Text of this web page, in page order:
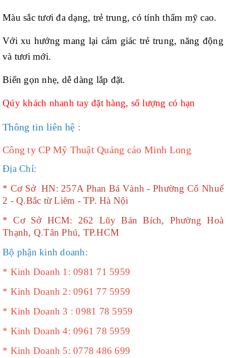
Màu sắc tươi đa dạng, trẻ trung, có tính thẩm mỹ cao.
Với xu hướng mang lại cảm giác trẻ trung, năng động
và tươi mới.
Biển gọn nhẹ, dễ dàng lắp đặt.
Qúy khách nhanh tay đặt hàng, số lượng có hạn
Thông tin liên hệ :
Công ty CP Mỹ Thuật Quảng cáo Minh Long
Địa Chỉ:
* Cơ Sở HN: 257A Phan Bá Vành - Phường Cổ Nhuế
2 - Q.Bắc từ Liêm - TP. Hà Nội
*Cơ SởHCM: 262 Lũy Bán Bích, Phường Hoà
Thạnh, Q.Tân Phú, TP.HCM
Bộ phận kinh doanh:
* Kinh Doanh 1: 0981 71 5959
* Kinh Doanh 2: 0961 77 5959
* Kinh Doanh 3 : 0981 78 5959
* Kinh Doanh 4: 0961 78 5959
* Kinh Doanh 5: 0778 486 699